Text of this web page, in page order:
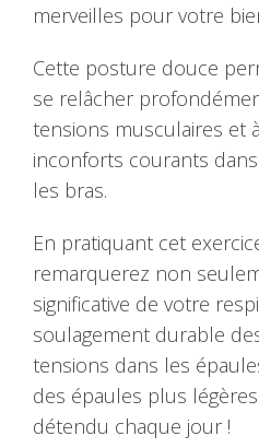
merveilles pour votre
Cette posture douce
se relâcher
tensions musculaires et
inconforts courants
les bras.
En pratiquant cet
remarquerez non
significative de votre
soulagement durable
tensions dans les
des épaules plus
détendu chaque jour !